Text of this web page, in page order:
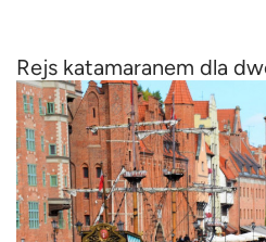
Rejs katamaranem dla